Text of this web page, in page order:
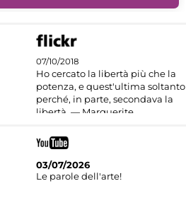
07/10/2018
Ho cercato la libertà più che la
potenza, e quest'ultima soltanto
perché, in parte, secondava la
libertà. — Marguerite
03/07/2026
Le parole dell'arte!